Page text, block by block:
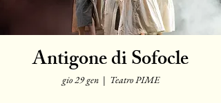
Antigone di Sofocle
gio 29 gen
  |
Teatro PIME